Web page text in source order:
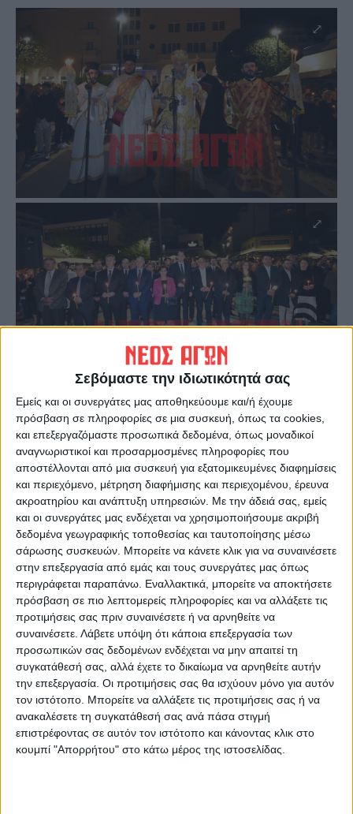
Σεβόμαστε την ιδιωτικότητά σας
Εμείς και οι συνεργάτες μας αποθηκεύουμε και/ή έχουμε
πρόσβαση σε πληροφορίες σε μια συσκευή, όπως τα cookies,
και επεξεργαζόμαστε προσωπικά δεδομένα, όπως μοναδικοί
αναγνωριστικοί και προσαρμοσμένες πληροφορίες που
αποστέλλονται από μια συσκευή για εξατομικευμένες διαφημίσεις
και περιεχόμενο, μέτρηση διαφήμισης και περιεχομένου, έρευνα
ακροατηρίου και ανάπτυξη υπηρεσιών. Με την άδειά σας, εμείς
και οι συνεργάτες μας ενδέχεται να χρησιμοποιήσουμε ακριβή
δεδομένα γεωγραφικής τοποθεσίας και ταυτοποίησης μέσω
σάρωσης συσκευών. Μπορείτε να κάνετε κλικ για να συναινέσετε
στην επεξεργασία από εμάς και τους συνεργάτες μας όπως
περιγράφεται παραπάνω. Εναλλακτικά, μπορείτε να αποκτήσετε
πρόσβαση σε πιο λεπτομερείς πληροφορίες και να αλλάξετε τις
προτιμήσεις σας πριν συναινέσετε ή να αρνηθείτε να
συναινέσετε. Λάβετε υπόψη ότι κάποια επεξεργασία των
προσωπικών σας δεδομένων ενδέχεται να μην απαιτεί τη
συγκατάθεσή σας, αλλά έχετε το δικαίωμα να αρνηθείτε αυτήν
την επεξεργασία. Οι προτιμήσεις σας θα ισχύουν μόνο για αυτόν
τον ιστότοπο. Μπορείτε να αλλάξετε τις προτιμήσεις σας ή να
ανακαλέσετε τη συγκατάθεσή σας ανά πάσα στιγμή
επιστρέφοντας σε αυτόν τον ιστότοπο και κάνοντας κλικ στο
κουμπί "Απορρήτου" στο κάτω μέρος της ιστοσελίδας.
Στο χώρο της κεντρικής πλατείας
επικράτησε το αδιαχώρητο από πιστούς. Η
Φιλαρμονική έδωσε τον πένθιμο τόνο για
την Ταφή του Κυρίου, ενώ τα κεριά και οι
ψαλμωδίες των Εγκωμίων, δημιούργησαν
μια κατανυκτική ατμόσφαιρα, με έντονη την
ελπίδα στις καρδιές των πιστών για το
χαρμόσυνο άγγελμα της Ανάστασης.